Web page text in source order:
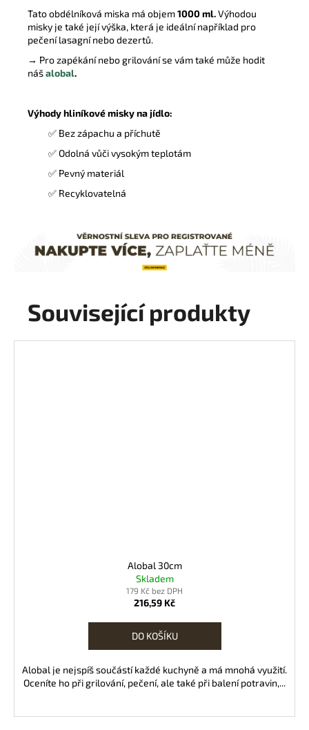
Tato obdélníková miska má objem1000 ml.Výhodou
misky je také její výška, která je ideální například pro
pečení lasagní nebo dezertů.
→ Pro zapékání nebo grilování se vám také může hodit
nášalobal.
Výhody hliníkové misky na jídlo:
✅ Bez zápachu a příchutě
✅ Odolná vůči vysokým teplotám
✅ Pevný materiál
✅ Recyklovatelná
Související produkty
Alobal 30cm
Skladem
179 Kč bez DPH
216,59 Kč
DO KOŠÍKU
Alobal je nejspíš součástí každé kuchyně a má mnohá využití.
Oceníte ho při grilování, pečení, ale také při balení potravin,...